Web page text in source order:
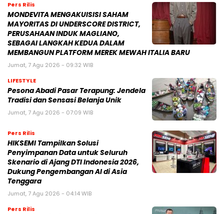
Pers Rilis
MONDEVITA MENGAKUISISI SAHAM
MAYORITAS DI UNDERSCORE DISTRICT,
PERUSAHAAN INDUK MAGLIANO,
SEBAGAI LANGKAH KEDUA DALAM
MEMBANGUN PLATFORM MEREK MEWAH ITALIA BARU
Jumat, 7 Agu 2026 - 09:32 WIB
LIFESTYLE
Pesona Abadi Pasar Terapung: Jendela
Tradisi dan Sensasi Belanja Unik
Jumat, 7 Agu 2026 - 07:09 WIB
Pers Rilis
HIKSEMI Tampilkan Solusi
Penyimpanan Data untuk Seluruh
Skenario di Ajang DTI Indonesia 2026,
Dukung Pengembangan AI di Asia
Tenggara
Jumat, 7 Agu 2026 - 04:14 WIB
Pers Rilis